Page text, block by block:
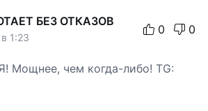
БЕЗ ОТКАЗОВ
1:23
0 0
чем когда-либо! TG: